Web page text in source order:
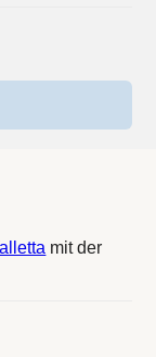
mit der